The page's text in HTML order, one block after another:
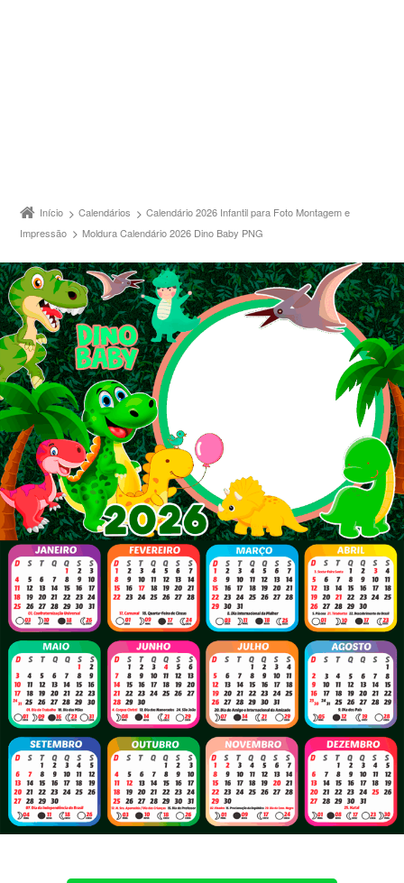
Início Calendários
Calendário 2026 Infantil para Foto Montagem e
Impressão
Moldura Calendário 2026 Dino Baby PNG